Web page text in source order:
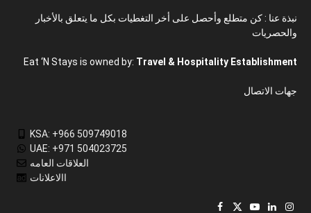
نبذة عنا : كن متطلع وأحصل على أخر التغطيات بكل ما يتعلق بالأخبار
والحصريات
Eat ‘N Stays is owned by: Travel & Hospitality Establishment
جهات الاتصال
KSA: +966 509749018
UAE: +971 504023725
العلاقات العامه
االاعلانات